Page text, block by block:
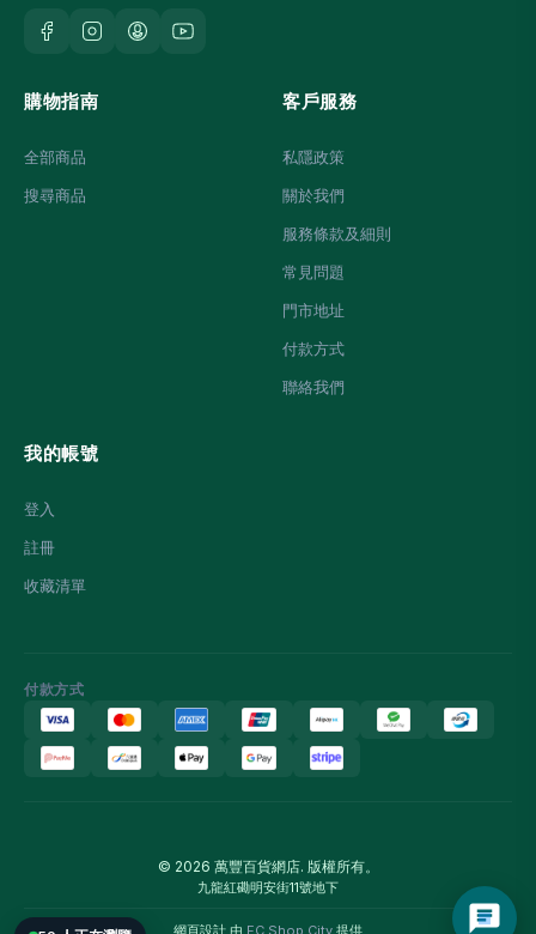
購物指南
全部商品
搜尋商品
客戶服務
私隱政策
關於我們
服務條款及細則
常見問題
門市地址
付款方式
聯絡我們
我的帳號
登入
註冊
收藏清單
付款方式
© 2026 萬豐百貨網店. 版權所有。
九龍紅磡明安街11號地下
網頁設計 由 EC Shop City 提供